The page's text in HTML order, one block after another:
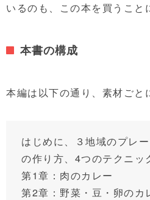
いるのも、この本を買うこと
本書の構成
本編は以下の通り、素材ごと
はじめに、３地域のプレ
の作り方、4つのテクニッ
第1章：肉のカレー
第2章：野菜・豆・卵のカ